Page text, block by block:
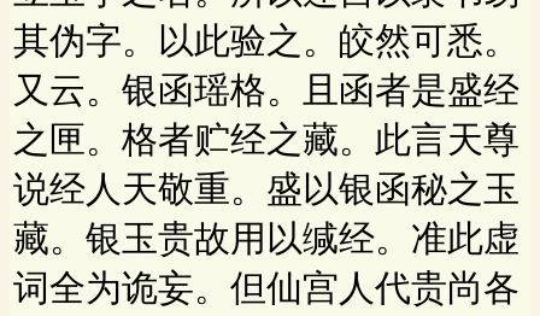
其伪字。以此验之。皎然可悉。
又云。银函瑶格。且函者是盛经
之匣。格者贮经之藏。此言天尊
说经人天敬重。盛以银函秘之玉
藏。银玉贵故用以缄经。准此虚
词全为诡妄。但仙宫人代贵尚各